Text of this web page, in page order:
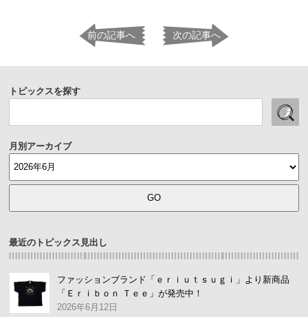
前の記事へ 次の記事へ
トピックスを探す
月別アーカイブ
最近のトピックス見出し
ファッションブランド「ｅｒｉｕｔｓｕｇｉ」より新商品
「Ｅｒｉｂｏｎ Ｔｅｅ」が発売中！
2026年6月12日